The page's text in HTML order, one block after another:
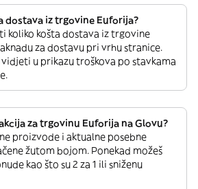
dostava iz trgovine Euforija?
koliko košta dostava iz trgovine
za dostavu pri vrhu stranice.
vidjeti u prikazu troškova po stavkama
za trgovinu Euforija na Glovu?
proizvode i aktualne posebne
žutom bojom. Ponekad možeš
kao što su 2 za 1 ili sniženu